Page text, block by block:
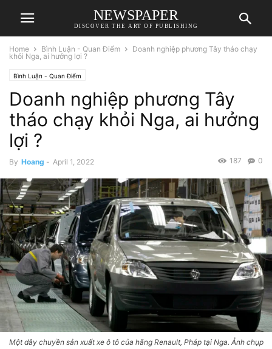
NEWSPAPER
DISCOVER THE ART OF PUBLISHING
Home Bình Luận - Quan Điểm
Doanh nghiệp phương Tây tháo chạy
khỏi Nga, ai hưởng lợi ?
Bình Luận - Quan Điểm
Doanh nghiệp phương Tây
tháo chạy khỏi Nga, ai hưởng
lợi ?
By Hoang - April 1, 2022 0
187
Một dây chuyền sản xuất xe ô tô của hãng Renault, Pháp tại Nga. Ảnh chụp